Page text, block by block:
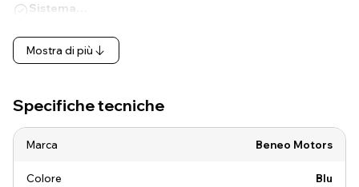
Sistema…
Mostra di più
Specifiche tecniche
Marca Beneo Motors
Colore Blu